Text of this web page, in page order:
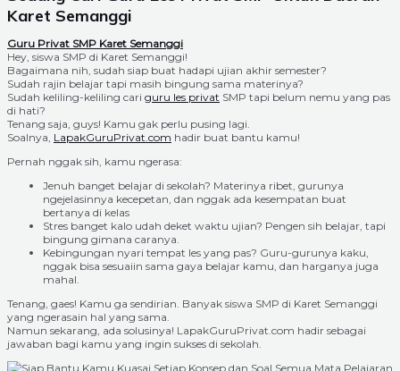
Karet Semanggi
Guru Privat SMP Karet Semanggi
Hey, siswa SMP di Karet Semanggi!
Bagaimana nih, sudah siap buat hadapi ujian akhir semester?
Sudah rajin belajar tapi masih bingung sama materinya?
Sudah keliling-keliling cari guru les privat SMP tapi belum nemu yang pas
di hati?
Tenang saja, guys! Kamu gak perlu pusing lagi.
Soalnya, LapakGuruPrivat.com hadir buat bantu kamu!
Pernah nggak sih, kamu ngerasa:
Jenuh banget belajar di sekolah? Materinya ribet, gurunya
ngejelasinnya kecepetan, dan nggak ada kesempatan buat
bertanya di kelas
Stres banget kalo udah deket waktu ujian? Pengen sih belajar, tapi
bingung gimana caranya.
Kebingungan nyari tempat les yang pas? Guru-gurunya kaku,
nggak bisa sesuaiin sama gaya belajar kamu, dan harganya juga
mahal.
Tenang, gaes! Kamu ga sendirian. Banyak siswa SMP di Karet Semanggi
yang ngerasain hal yang sama.
Namun sekarang, ada solusinya! LapakGuruPrivat.com hadir sebagai
jawaban bagi kamu yang ingin sukses di sekolah.